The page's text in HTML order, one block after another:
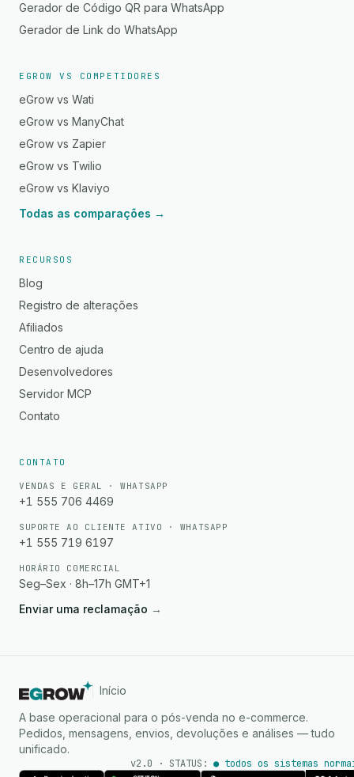
Gerador de Código QR para WhatsApp
Gerador de Link do WhatsApp
EGROW VS COMPETIDORES
eGrow vs Wati
eGrow vs ManyChat
eGrow vs Zapier
eGrow vs Twilio
eGrow vs Klaviyo
Todas as comparações →
RECURSOS
Blog
Registro de alterações
Afiliados
Centro de ajuda
Desenvolvedores
Servidor MCP
Contato
CONTATO
VENDAS E GERAL · WHATSAPP
+1 555 706 4469
SUPORTE AO CLIENTE ATIVO · WHATSAPP
+1 555 719 6197
HORÁRIO COMERCIAL
Seg–Sex · 8h–17h GMT+1
Enviar uma reclamação →
Início
A base operacional para o pós-venda no e-commerce.
Pedidos, mensagens, envios, devoluções e análises — tudo
unificado.
v2.0 · STATUS: ● todos os sistemas